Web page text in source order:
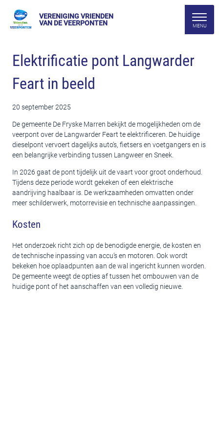
VERENIGING VRIENDEN
VAN DE VEERPONTEN
Elektrificatie pont Langwarder
Feart in beeld
20 september 2025
De gemeente De Fryske Marren bekijkt de mogelijkheden om de
veerpont over de Langwarder Feart te elektrificeren. De huidige
dieselpont vervoert dagelijks auto’s, fietsers en voetgangers en is
een belangrijke verbinding tussen Langweer en Sneek.
In 2026 gaat de pont tijdelijk uit de vaart voor groot onderhoud.
Tijdens deze periode wordt gekeken of een elektrische
aandrijving haalbaar is. De werkzaamheden omvatten onder
meer schilderwerk, motorrevisie en technische aanpassingen.
Kosten
Het onderzoek richt zich op de benodigde energie, de kosten en
de technische inpassing van accu’s en motoren. Ook wordt
bekeken hoe oplaadpunten aan de wal ingericht kunnen worden.
De gemeente weegt de opties af tussen het ombouwen van de
huidige pont of het aanschaffen van een volledig nieuwe.